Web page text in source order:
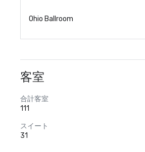
Ohio Ballroom
客室
合計客室
111
スイート
31